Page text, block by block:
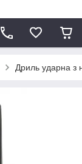
Дриль ударна з